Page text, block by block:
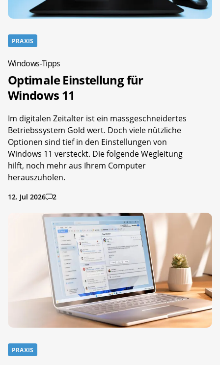
PRAXIS
Windows-Tipps
Optimale Einstellung für
Windows 11
Im digitalen Zeitalter ist ein massgeschneidertes
Betriebssystem Gold wert. Doch viele nützliche
Optionen sind tief in den Einstellungen von
Windows 11 versteckt. Die folgende Wegleitung
hilft, noch mehr aus Ihrem Computer
herauszuholen.
12. Jul 2026 2
PRAXIS